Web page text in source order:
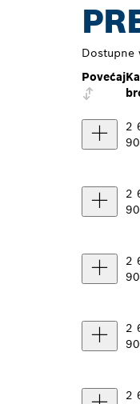
Dostupne
Povećaj
2
2
2
2
2